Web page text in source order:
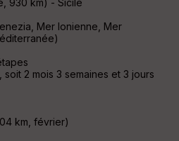
930 km) - Sicile
Mer Ionienne, Mer
2 mois 3 semaines et 3 jours
km, février)